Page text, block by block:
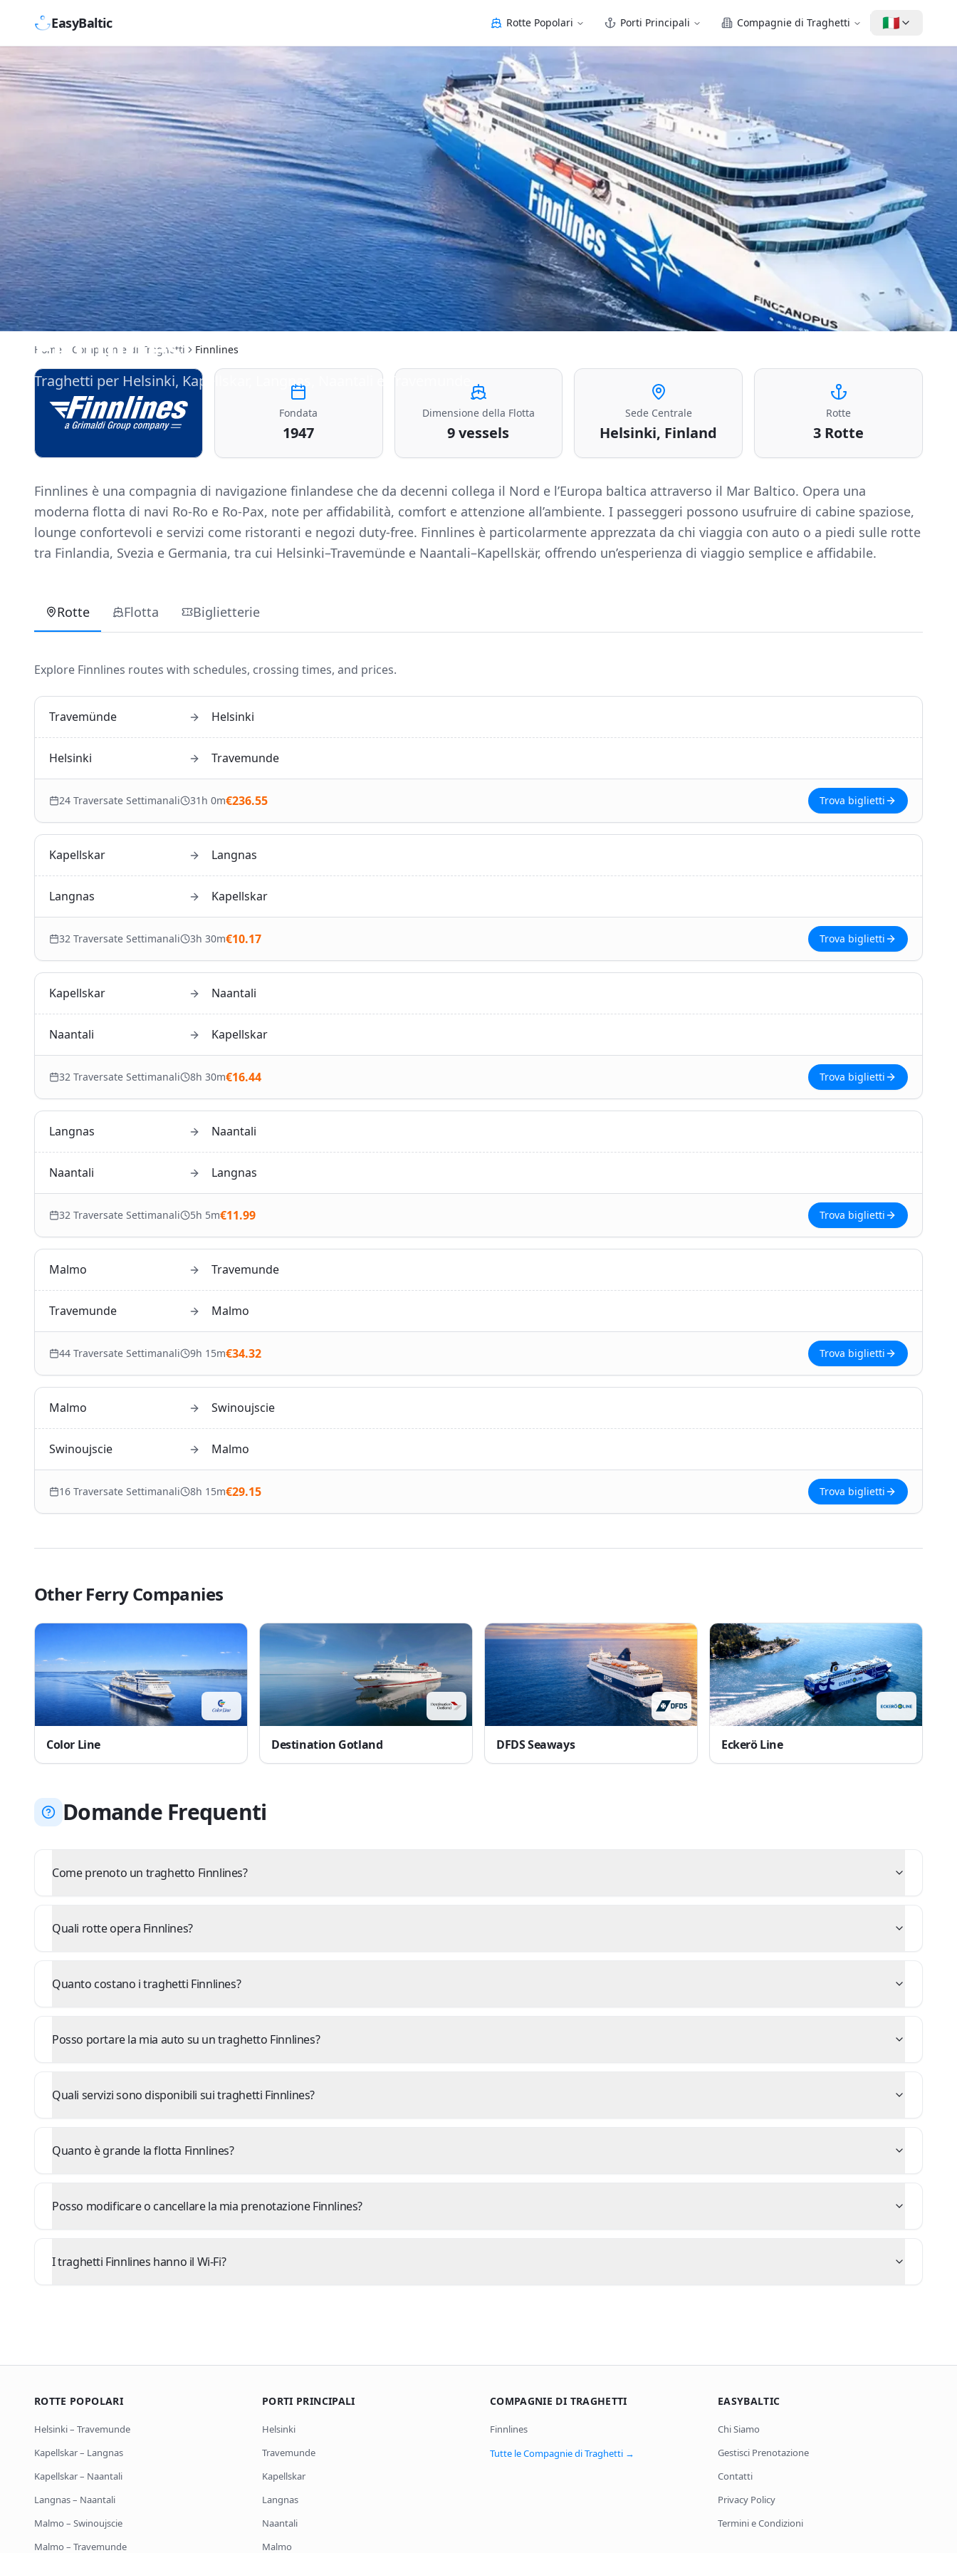
EasyBaltic Rotte Popolari Porti Principali Compagnie di Traghetti 🇮🇹
Finnlines
Traghetti per Helsinki, Kapellskar, Langnas, Naantali e Travemunde
Home Compagnie di Traghetti Finnlines
Fondata
1947
Dimensione della Flotta
9 vessels
Sede Centrale
Helsinki, Finland
Rotte
3 Rotte
Finnlines è una compagnia di navigazione finlandese che da decenni collega il Nord e l’Europa baltica attraverso il Mar Baltico. Opera una
moderna flotta di navi Ro-Ro e Ro-Pax, note per affidabilità, comfort e attenzione all’ambiente. I passeggeri possono usufruire di cabine spaziose,
lounge confortevoli e servizi come ristoranti e negozi duty-free. Finnlines è particolarmente apprezzata da chi viaggia con auto o a piedi sulle rotte
tra Finlandia, Svezia e Germania, tra cui Helsinki–Travemünde e Naantali–Kapellskär, offrendo un’esperienza di viaggio semplice e affidabile.
Rotte Flotta Biglietterie
Explore Finnlines routes with schedules, crossing times, and prices.
Travemünde Helsinki
Helsinki Travemunde
24 Traversate Settimanali 31h 0m€236.55 Trova biglietti
Kapellskar Langnas
Langnas Kapellskar
32 Traversate Settimanali 3h 30m€10.17 Trova biglietti
Kapellskar Naantali
Naantali Kapellskar
32 Traversate Settimanali 8h 30m€16.44 Trova biglietti
Langnas Naantali
Naantali Langnas
32 Traversate Settimanali 5h 5m€11.99 Trova biglietti
Malmo Travemunde
Travemunde Malmo
44 Traversate Settimanali 9h 15m€34.32 Trova biglietti
Malmo Swinoujscie
Swinoujscie Malmo
16 Traversate Settimanali 8h 15m€29.15 Trova biglietti
Other Ferry Companies
Color Line Destination Gotland DFDS Seaways Eckerö Line
Domande Frequenti
Come prenoto un traghetto Finnlines?
Quali rotte opera Finnlines?
Quanto costano i traghetti Finnlines?
Posso portare la mia auto su un traghetto Finnlines?
Quali servizi sono disponibili sui traghetti Finnlines?
Quanto è grande la flotta Finnlines?
Posso modificare o cancellare la mia prenotazione Finnlines?
I traghetti Finnlines hanno il Wi-Fi?
ROTTE POPOLARI
Helsinki– Travemunde
Kapellskar– Langnas
Kapellskar– Naantali
Langnas– Naantali
Malmo – Swinoujscie
Malmo – Travemunde
PORTI PRINCIPALI
Helsinki
Travemunde
Kapellskar
Langnas
Naantali
Malmo
COMPAGNIE DI TRAGHETTI
Finnlines
Tutte le Compagnie di Traghetti →
EASYBALTIC
Chi Siamo
Gestisci Prenotazione
Contatti
Privacy Policy
Termini e Condizioni